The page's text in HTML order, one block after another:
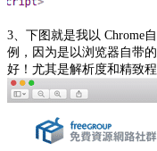
3、下图就是我以 Chrome
例，因为是以浏览器自带
好！尤其是解析度和精致程